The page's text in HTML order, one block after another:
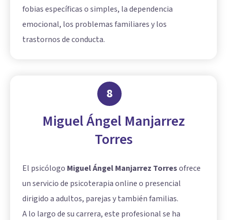
fobias específicas o simples, la dependencia
emocional, los problemas familiares y los
trastornos de conducta.
8
Miguel Ángel Manjarrez
Torres
El psicólogo Miguel Ángel Manjarrez Torresofrece
un servicio de psicoterapia online o presencial
dirigido a adultos, parejas y también familias.
A lo largo de su carrera, este profesional se ha